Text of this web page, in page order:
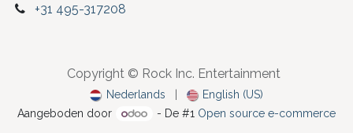
+31 495-317208
Copyright © Rock Inc. Entertainment
Nederlands
English (US)
Aangeboden door
- De #1 Open source e-commerce